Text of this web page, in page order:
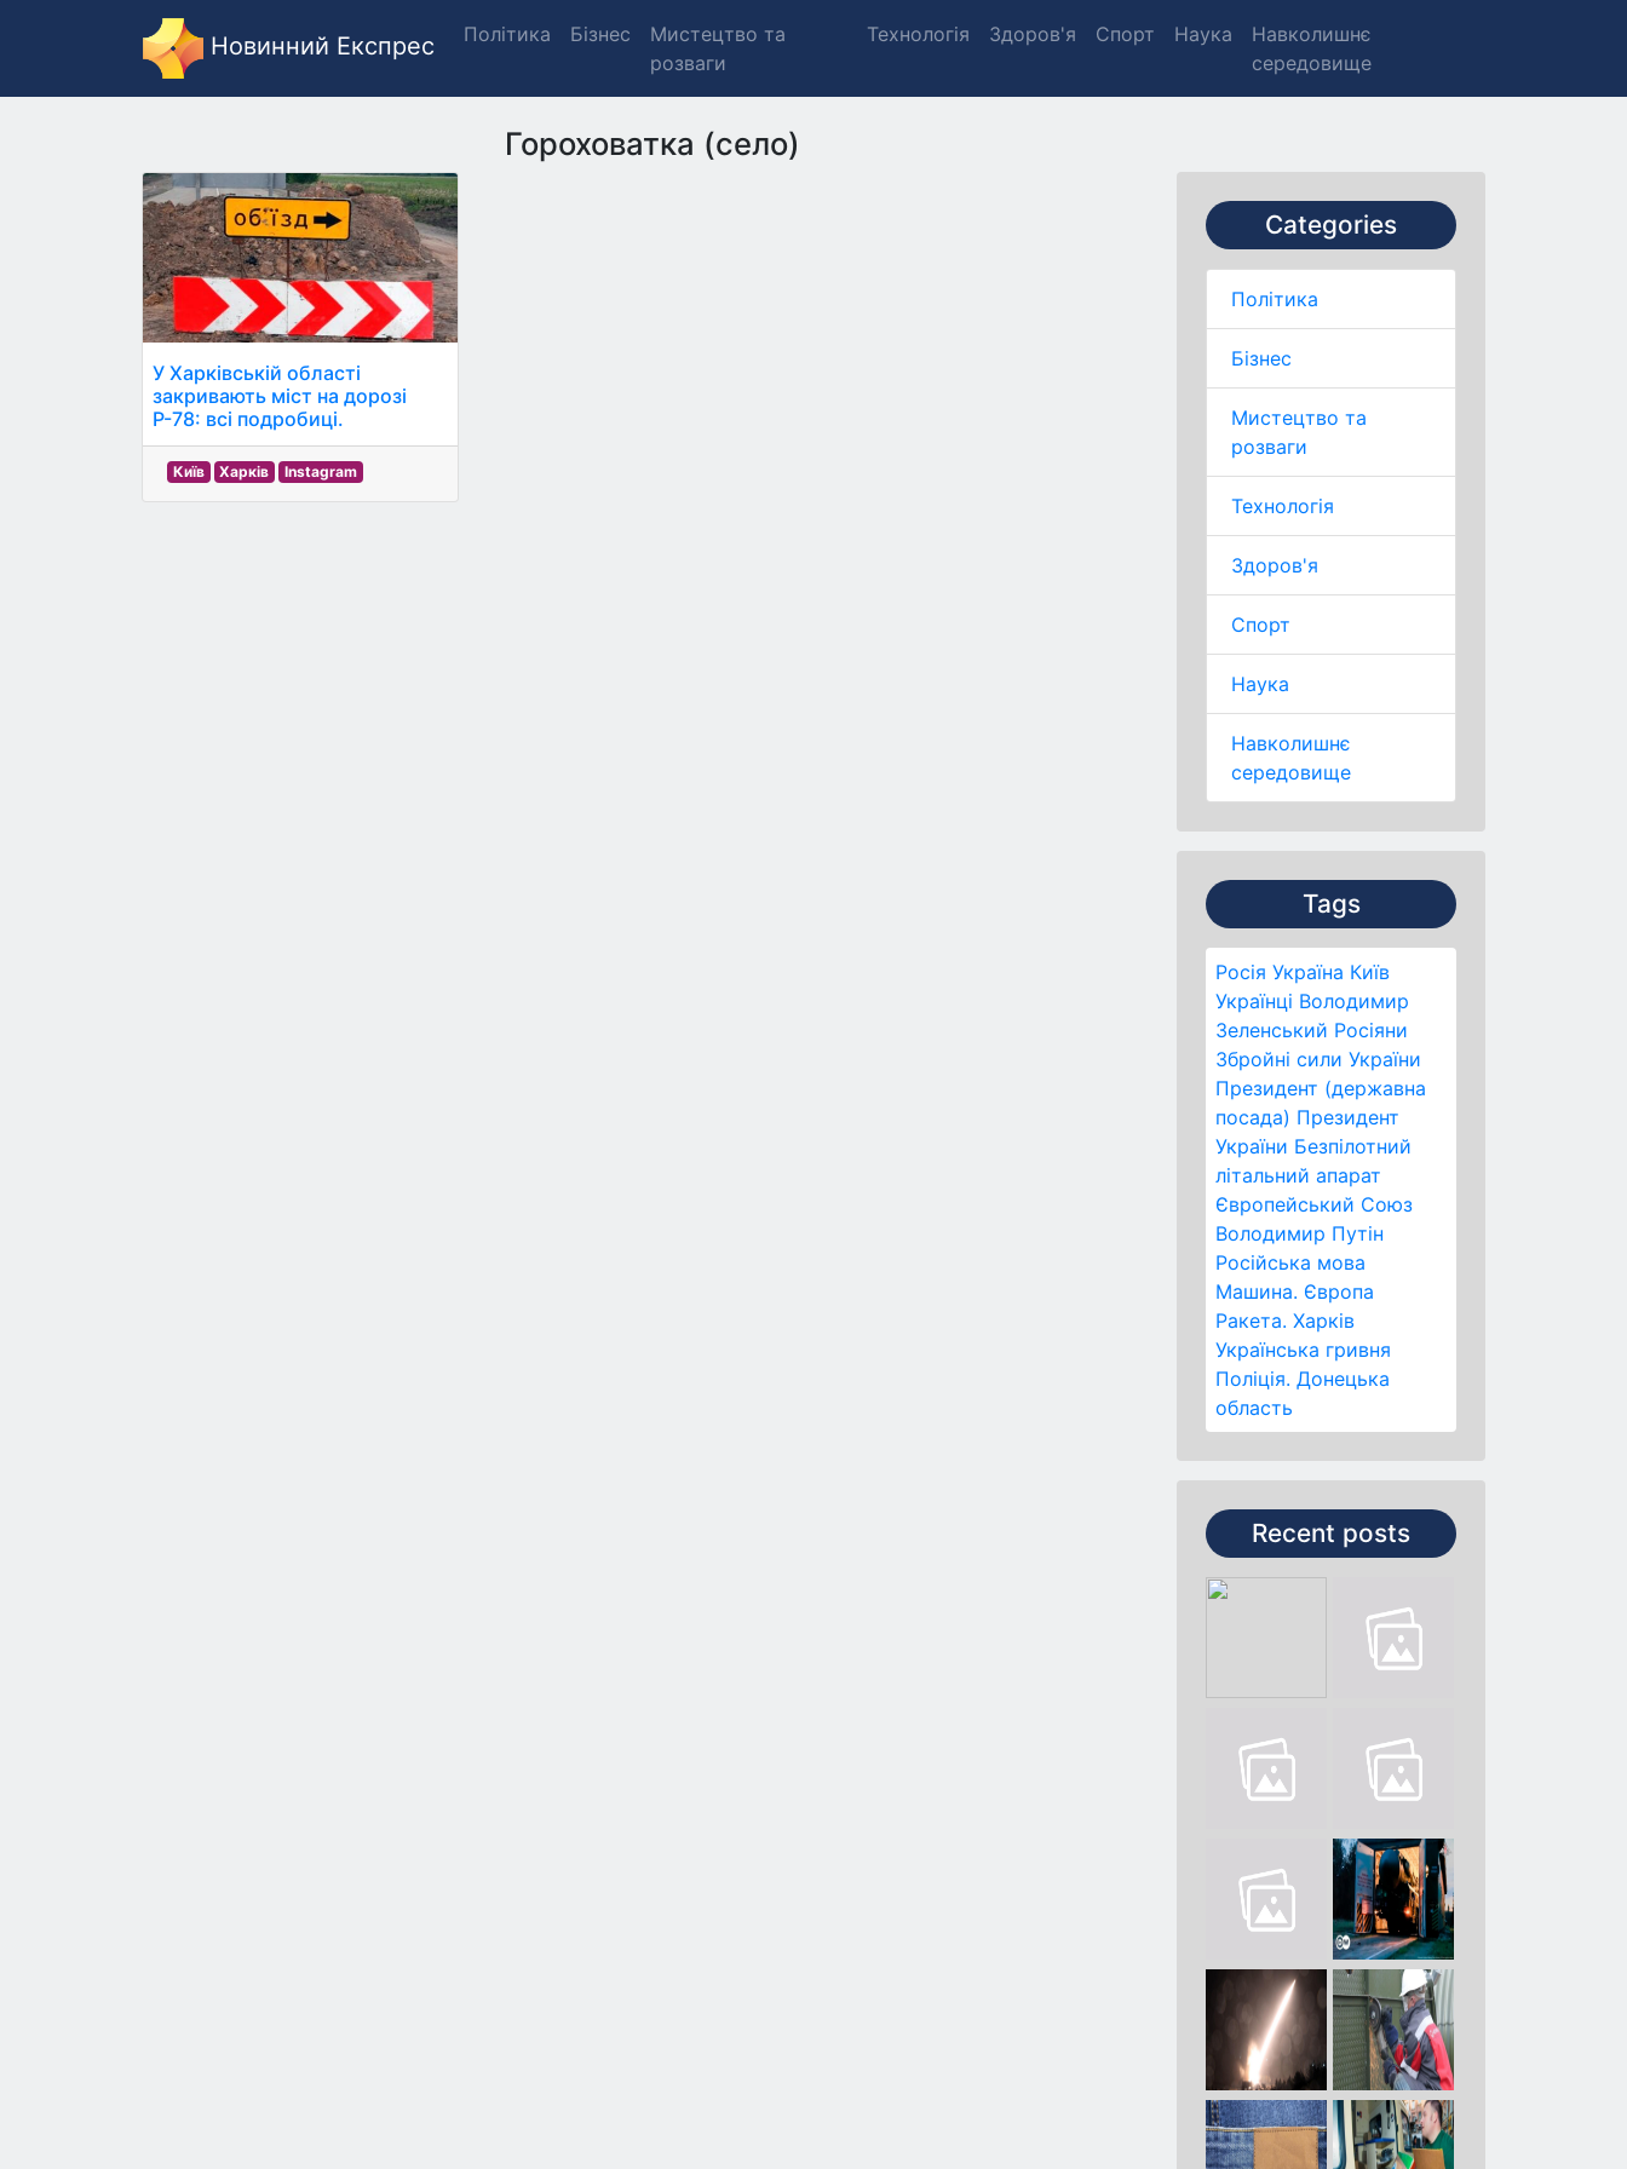
Новинний Експрес Політика Бізнес
Мистецтво та
розваги
Технологія Здоров'я Спорт Наука
Навколишнє
середовище
Гороховатка (село)
Categories
Політика
Бізнес
Мистецтво та
розваги
Технологія
Здоров'я
Спорт
Наука
Навколишнє
середовище
Tags
Росія Україна Київ
Українці Володимир
Зеленський Росіяни
Збройні сили України
Президент (державна
посада) Президент
України Безпілотний
літальний апарат
Європейський Союз
Володимир Путін
Російська мова
Машина. Європа
Ракета. Харків
Українська гривня
Поліція. Донецька
область
Recent posts
У Харківській області
закривають міст на дорозі
Р-78: всі подробиці.
Київ Харків Instagram